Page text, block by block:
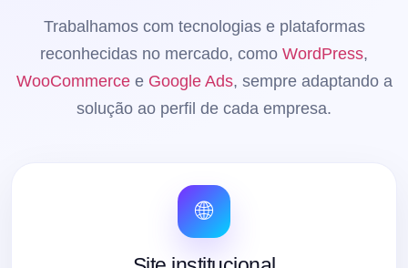
Trabalhamos com tecnologias e plataformas
reconhecidas no mercado, como WordPress,
WooCommercee Google Ads, sempre adaptando a
solução ao perfil de cada empresa.
🌐